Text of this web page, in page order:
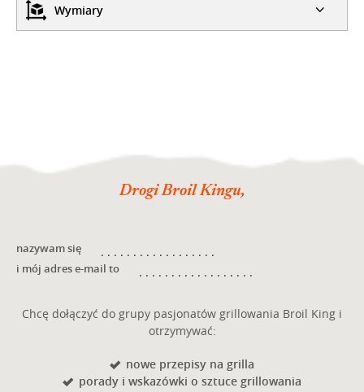
Wymiary
Drogi Broil Kingu,
nazywam się
i mój adres e-mail to
Chcę dołączyć do grupy pasjonatów grillowania Broil King i
otrzymywać:
nowe przepisy na grilla
porady i wskazówki o sztuce grillowania